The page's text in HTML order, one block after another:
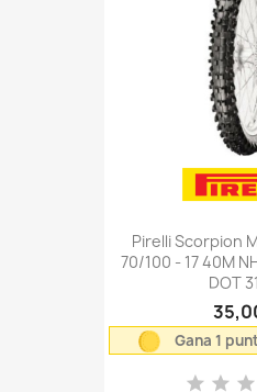
Pirelli Scorpion
70/100 - 17 40M
DOT
Gana 1